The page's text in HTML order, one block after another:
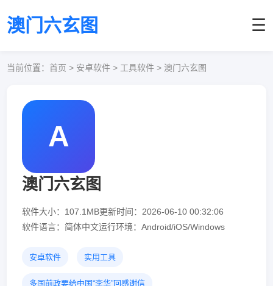
澳门六玄图 ☰
当前位置：首页 > 安卓软件 > 工具软件 > 澳门六玄图
A
澳门六玄图
软件大小：107.1MB更新时间：2026-06-10 00:32:06
软件语言：简体中文运行环境：Android/iOS/Windows
安卓软件 实用工具
多国前政要给中国“李华”回感谢信